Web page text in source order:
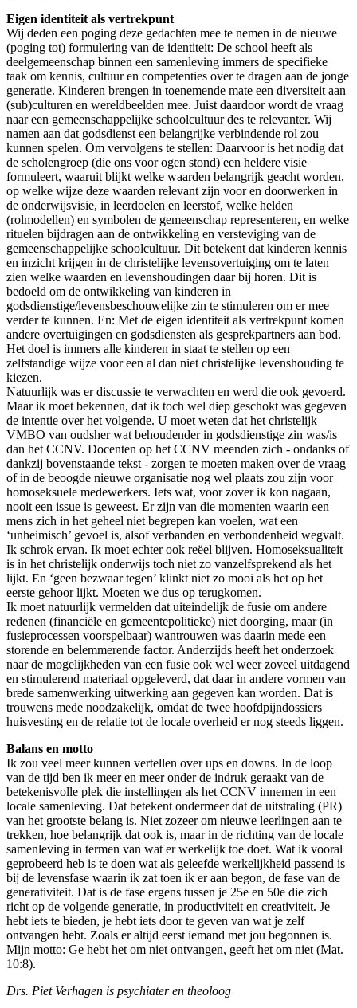
Eigen identiteit als vertrekpunt
Wij deden een poging deze gedachten mee te nemen in de nieuwe
(poging tot) formulering van de identiteit: De school heeft als
deelgemeenschap binnen een samenleving immers de specifieke
taak om kennis, cultuur en competenties over te dragen aan de jonge
generatie. Kinderen brengen in toenemende mate een diversiteit aan
(sub)culturen en wereldbeelden mee. Juist daardoor wordt de vraag
naar een gemeenschappelijke schoolcultuur des te relevanter. Wij
namen aan dat godsdienst een belangrijke verbindende rol zou
kunnen spelen. Om vervolgens te stellen: Daarvoor is het nodig dat
de scholengroep (die ons voor ogen stond) een heldere visie
formuleert, waaruit blijkt welke waarden belangrijk geacht worden,
op welke wijze deze waarden relevant zijn voor en doorwerken in
de onderwijsvisie, in leerdoelen en leerstof, welke helden
(rolmodellen) en symbolen de gemeenschap representeren, en welke
rituelen bijdragen aan de ontwikkeling en versteviging van de
gemeenschappelijke schoolcultuur. Dit betekent dat kinderen kennis
en inzicht krijgen in de christelijke levensovertuiging om te laten
zien welke waarden en levenshoudingen daar bij horen. Dit is
bedoeld om de ontwikkeling van kinderen in
godsdienstige/levensbeschouwelijke zin te stimuleren om er mee
verder te kunnen. En: Met de eigen identiteit als vertrekpunt komen
andere overtuigingen en godsdiensten als gesprekpartners aan bod.
Het doel is immers alle kinderen in staat te stellen op een
zelfstandige wijze voor een al dan niet christelijke levenshouding te
kiezen.
Natuurlijk was er discussie te verwachten en werd die ook gevoerd.
Maar ik moet bekennen, dat ik toch wel diep geschokt was gegeven
de intentie over het volgende. U moet weten dat het christelijk
VMBO van oudsher wat behoudender in godsdienstige zin was/is
dan het CCNV. Docenten op het CCNV meenden zich - ondanks of
dankzij bovenstaande tekst - zorgen te moeten maken over de vraag
of in de beoogde nieuwe organisatie nog wel plaats zou zijn voor
homoseksuele medewerkers. Iets wat, voor zover ik kon nagaan,
nooit een issue is geweest. Er zijn van die momenten waarin een
mens zich in het geheel niet begrepen kan voelen, wat een
‘unheimisch’ gevoel is, alsof verbanden en verbondenheid wegvalt.
Ik schrok ervan. Ik moet echter ook reëel blijven. Homoseksualiteit
is in het christelijk onderwijs toch niet zo vanzelfsprekend als het
lijkt. En ‘geen bezwaar tegen’ klinkt niet zo mooi als het op het
eerste gehoor lijkt. Moeten we dus op terugkomen.
Ik moet natuurlijk vermelden dat uiteindelijk de fusie om andere
redenen (financiële en gemeentepolitieke) niet doorging, maar (in
fusieprocessen voorspelbaar) wantrouwen was daarin mede een
storende en belemmerende factor. Anderzijds heeft het onderzoek
naar de mogelijkheden van een fusie ook wel weer zoveel uitdagend
en stimulerend materiaal opgeleverd, dat daar in andere vormen van
brede samenwerking uitwerking aan gegeven kan worden. Dat is
trouwens mede noodzakelijk, omdat de twee hoofdpijndossiers
huisvesting en de relatie tot de locale overheid er nog steeds liggen.
Balans en motto
Ik zou veel meer kunnen vertellen over ups en downs. In de loop
van de tijd ben ik meer en meer onder de indruk geraakt van de
betekenisvolle plek die instellingen als het CCNV innemen in een
locale samenleving. Dat betekent ondermeer dat de uitstraling (PR)
van het grootste belang is. Niet zozeer om nieuwe leerlingen aan te
trekken, hoe belangrijk dat ook is, maar in de richting van de locale
samenleving in termen van wat er werkelijk toe doet. Wat ik vooral
geprobeerd heb is te doen wat als geleefde werkelijkheid passend is
bij de levensfase waarin ik zat toen ik er aan begon, de fase van de
generativiteit. Dat is de fase ergens tussen je 25e en 50e die zich
richt op de volgende generatie, in productiviteit en creativiteit. Je
hebt iets te bieden, je hebt iets door te geven van wat je zelf
ontvangen hebt. Zoals er altijd eerst iemand met jou begonnen is.
Mijn motto: Ge hebt het om niet ontvangen, geeft het om niet (Mat.
10:8).
Drs. Piet Verhagen is psychiater en theoloog